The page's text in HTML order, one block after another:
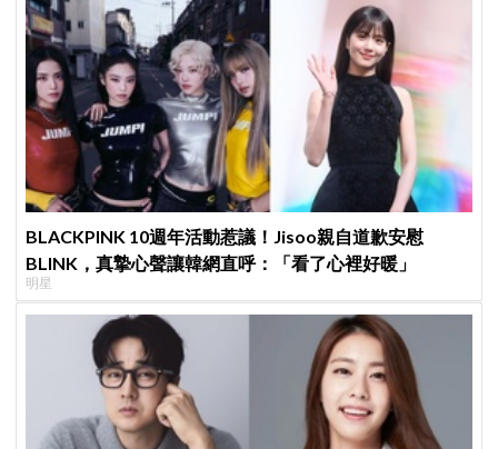
BLACKPINK 10週年活動惹議！Jisoo親自道歉安慰
BLINK，真摯心聲讓韓網直呼：「看了心裡好暖」
明星